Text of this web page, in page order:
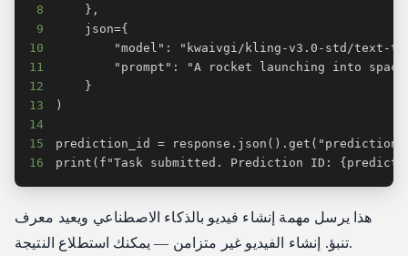
8
9
10
11
12
13
14
15
16
print(f"Task submitted. Prediction ID:
هذا يرسل مهمة إنشاء فيديو بالذكاء الاصطناعي ويعيد معرف
تنبؤ. إنشاء الفيديو غير متزامن — يمكنك استطلاع النتيجة.